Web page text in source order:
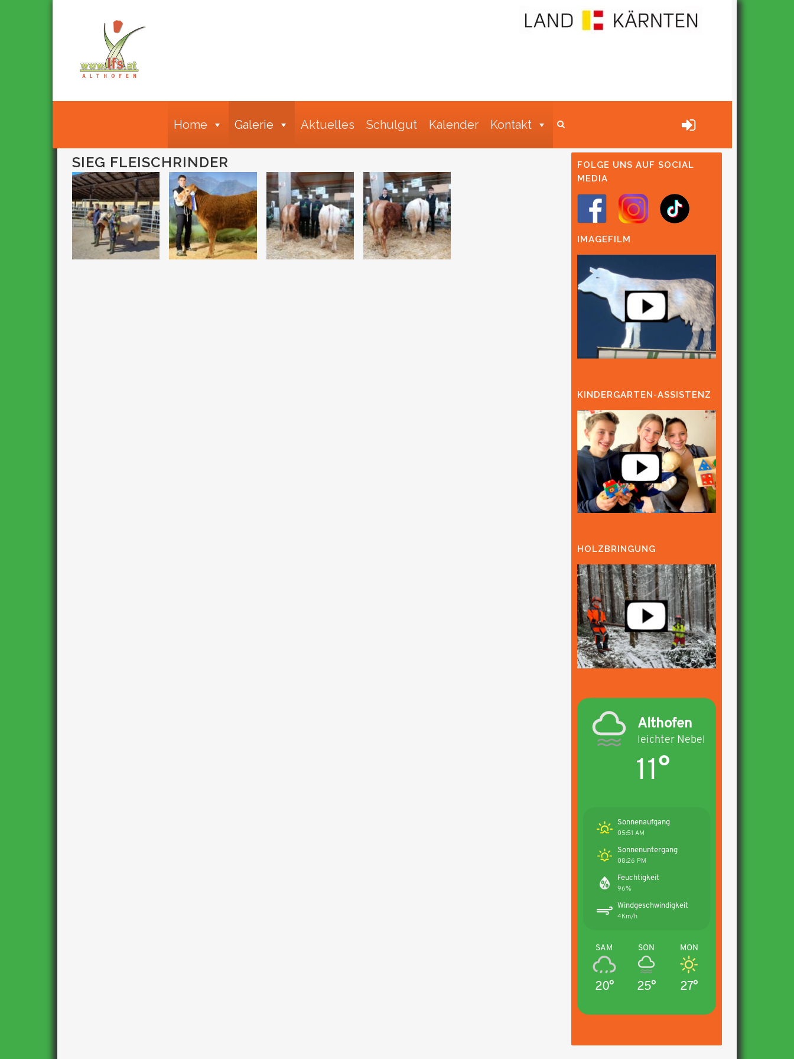
Home Galerie Aktuelles Schulgut Kalender Kontakt
SIEG FLEISCHRINDER
FOLGE UNS AUF SOCIAL
MEDIA
IMAGEFILM
KINDERGARTEN-ASSISTENZ
HOLZBRINGUNG
Althofen
leichter Nebel
11°
Sonnenaufgang
05:51 AM
Sonnenuntergang
08:26 PM
Feuchtigkeit
96%
Windgeschwindigkeit
4Km/h
SAM
20°
SON
25°
MON
27°